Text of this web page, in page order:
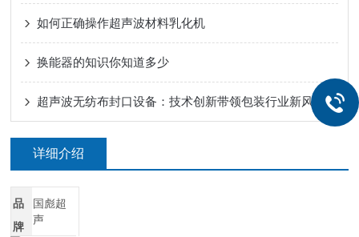
如何正确操作超声波材料乳化机
换能器的知识你知道多少
超声波无纺布封口设备：技术创新带领包装行业新风尚
详细介绍
品
牌
国彪超
声